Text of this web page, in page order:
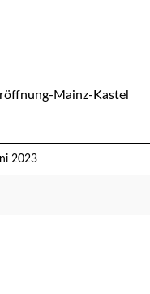
Mainz-Kastel
2023